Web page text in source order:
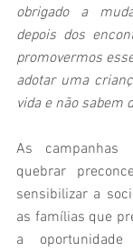
obrigado a
depois dos
promovermos
adotar uma
vida e não sabem
As campanhas
quebrar
sensibilizar a
as famílias que
a